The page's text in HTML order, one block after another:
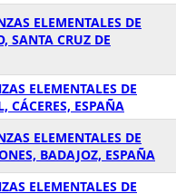
ELEMENTALES DE
SANTA CRUZ DE
ELEMENTALES DE
CÁCERES, ESPAÑA
ELEMENTALES DE
BADAJOZ, ESPAÑA
ELEMENTALES DE